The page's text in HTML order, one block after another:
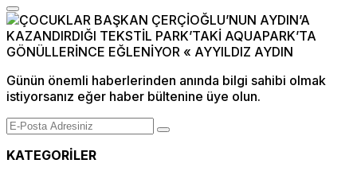
Günün önemli haberlerinden anında bilgi sahibi olmak
istiyorsanız eğer haber bültenine üye olun.
KATEGORİLER